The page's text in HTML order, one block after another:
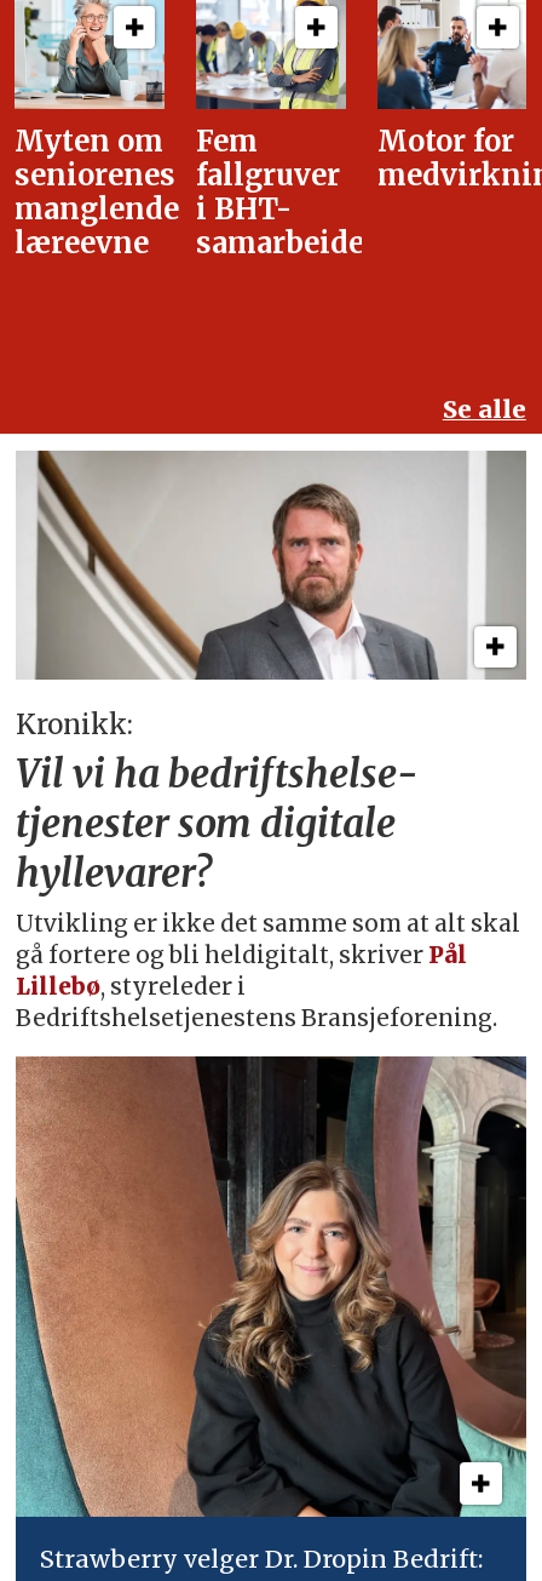
Fem
fallgruver
i BHT-
samarbeidet
Motor for
medvirkning
i
Se alle
Kronikk:
Vil vi ha bedriftshelse­
tjenester som digitale
hyllevarer?
Utvikling er ikke det samme som at alt skal
gå fortere og bli heldigitalt, skriver Pål
Lillebø, styreleder i
Bedriftshelsetjenestens Bransjeforening.
Strawberry velger Dr. Dropin Bedrift: